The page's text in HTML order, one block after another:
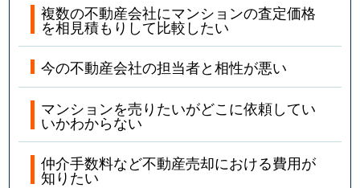
複数の不動産会社にマンションの査定価格
を相見積もりして比較したい
今の不動産会社の担当者と相性が悪い
マンションを売りたいがどこに依頼してい
いかわからない
仲介手数料など不動産売却における費用が
知りたい